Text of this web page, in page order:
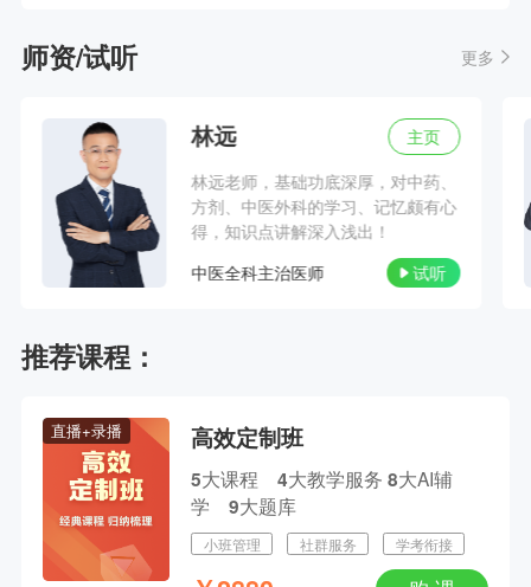
南苑陪你过医考：2025执业及主治医师备考指导
主讲人：网校老师 | 2024-12-06 15:55--18:00
1.5年拿本科？43分就及格？零基础升本报考攻略
主讲人：汤以恒 | 2025-03-08 18:55--22:00
师资/试听 更多
林远
主页
林远老师，基础功底深厚，对中药、
方剂、中医外科的学习、记忆颇有心
得，知识点讲解深入浅出！
中医全科主治医师
试听
推荐课程：
直播+录播 高效定制班
5大课程4大教学服务8大AI辅
学9大题库
小班管理 社群服务 学考衔接